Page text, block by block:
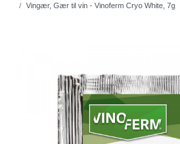
Vingær, Gær til vin - Vinoferm Cryo White, 7g